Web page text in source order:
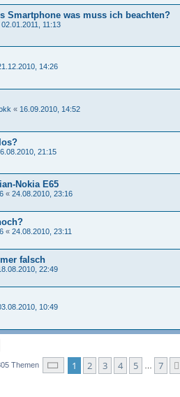
Smartphone was muss ich beachten?
02.01.2011, 11:13
14:26
« 16.09.2010, 14:52
21:15
Nokia E65
« 24.08.2010, 23:16
« 24.08.2010, 23:11
falsch
22:49
10:49
Themen Seite von
1 2 3 4 5 7